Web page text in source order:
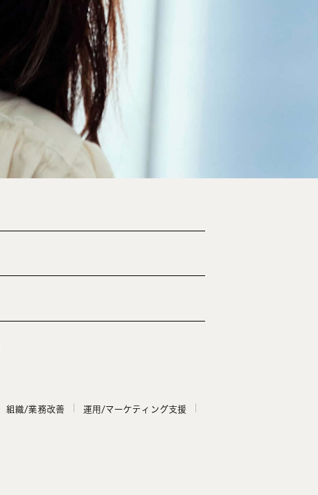
組織/業務改善
運用/マーケティング支援